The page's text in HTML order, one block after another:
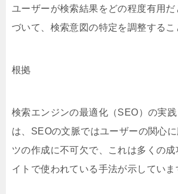
ユーザーが検索結果をどの程度有用だ
づいて、検索意図の特定を調整するこ
根拠
検索エンジンの最適化（SEO）の実
は、SEOの文脈ではユーザーの関心
ツの作成に不可欠で、これは多くの
イトで使われている手法が示していま